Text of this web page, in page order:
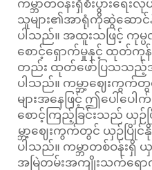
ကမ္ဘာတဝန်းရှိစီးပွားရေးလု
သူများ၏အာရုံကိုဆွဲဆော
ပါသည်။ အထူးသဖြင့် ကုမ္
စောင့်ရှောက်မှုနှင့် ထုတ်
တည်း ထုတ်ဖော်ပြသသည့်အ
ပါသည်။ ကမ္ဘာ့ဈေးကွက်
များအနေဖြင့် ဤပေါ်ပေ
စောင့်ကြည့်ခြင်းသည် ယှဉ်
မ္ဘာ့ဈေးကွက်တွင် ယှဉ်ပြို
ပါသည်။ ကမ္ဘာတစ်ဝန်းရှိ
အမြဲတမ်းအကျိုးသက်ရော